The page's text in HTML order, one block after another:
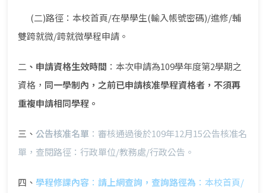
(二)路徑：本校首頁/在學學生(輸入帳號密碼)/進修/輔
雙跨就微/跨就微學程申請。
二 、申請資格生效時間 ：本次申請為109學年度第2學期之
資格， 同一學制內，之前已申請核准學程資格者，不須再
重複申請相同學程。
三、 公告核准名單︰ 審核通過後於109年12月15公告核准名
單，查閱路徑：行政單位/教務處/行政公告。
四、 學程修課內容︰請上網查詢，查詢路徑為︰ 本校首頁/